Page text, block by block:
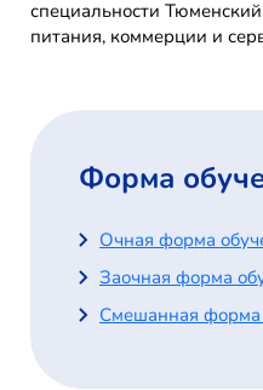
специальности
питания, коммерции и
Форма
Очная форма
Заочная форма
Смешанная форма